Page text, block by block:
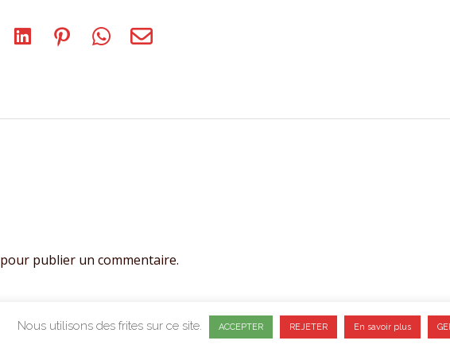
pour publier un commentaire.
CONFIDENTIALITECGV
Nous utilisons des frites sur ce site. ACCEPTER REJETER En savoir plus